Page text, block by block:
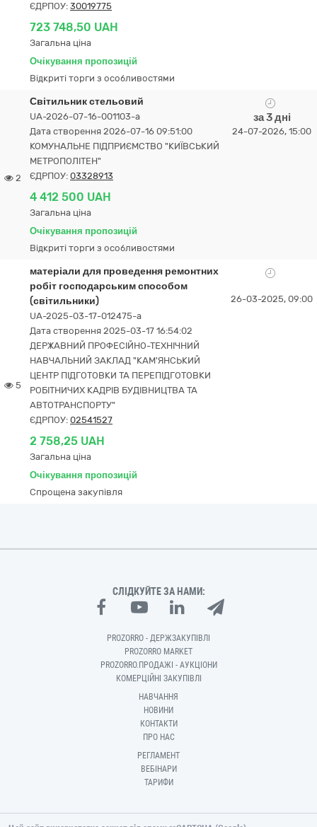
ЄДРПОУ: 30019775
723 748,50 UAH
Загальна ціна
Очікування пропозицій
Відкриті торги з особливостями
2
Світильник стельовий
UA-2026-07-16-001103-a
Дата створення 2026-07-16 09:51:00
КОМУНАЛЬНЕ ПІДПРИЄМСТВО "КИЇВСЬКИЙ
МЕТРОПОЛІТЕН"
ЄДРПОУ: 03328913
4 412 500 UAH
Загальна ціна
Очікування пропозицій
Відкриті торги з особливостями
за 3 дні
24-07-2026, 15:00
5
матеріали для проведення ремонтних
робіт господарським способом
(світильники)
UA-2025-03-17-012475-a
Дата створення 2025-03-17 16:54:02
ДЕРЖАВНИЙ ПРОФЕСІЙНО-ТЕХНІЧНИЙ
НАВЧАЛЬНИЙ ЗАКЛАД "КАМ'ЯНСЬКИЙ
ЦЕНТР ПІДГОТОВКИ ТА ПЕРЕПІДГОТОВКИ
РОБІТНИЧИХ КАДРІВ БУДІВНИЦТВА ТА
АВТОТРАНСПОРТУ"
ЄДРПОУ: 02541527
2 758,25 UAH
Загальна ціна
Очікування пропозицій
Спрощена закупівля
26-03-2025, 09:00
СЛІДКУЙТЕ ЗА НАМИ:
PROZORRO - ДЕРЖЗАКУПІВЛІ
PROZORRO MARKET
PROZORRO.ПРОДАЖІ - АУКЦІОНИ
КОМЕРЦІЙНІ ЗАКУПІВЛІ
НАВЧАННЯ
НОВИНИ
КОНТАКТИ
ПРО НАС
РЕГЛАМЕНТ
ВЕБІНАРИ
ТАРИФИ